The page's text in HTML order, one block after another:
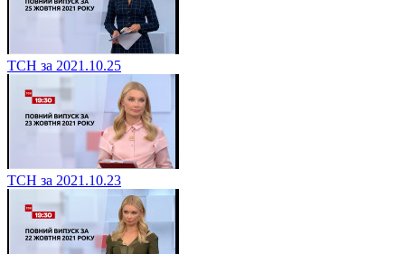
ТСН за 2021.10.25
ТСН за 2021.10.23